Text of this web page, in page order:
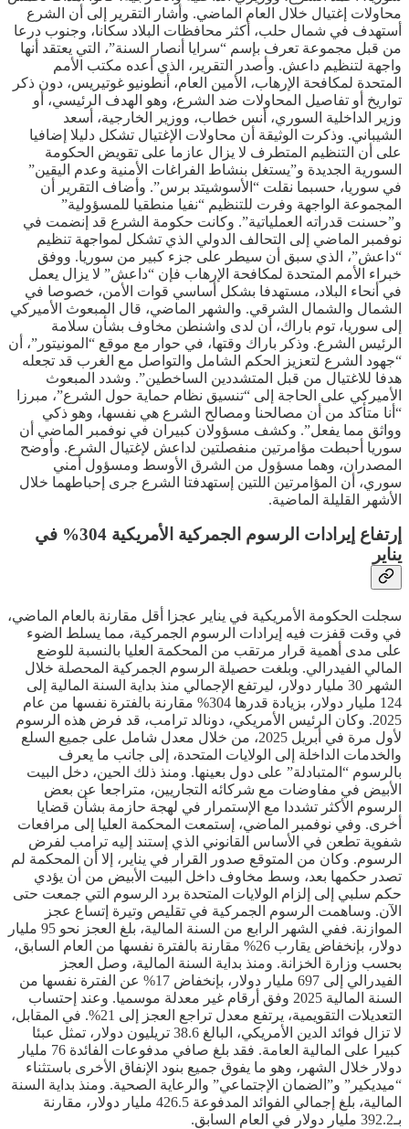
محاولات إغتيال خلال العام الماضي. وأشار التقرير إلى أن الشرع
أستهدف في شمال حلب، أكثر محافظات البلاد سكانا، وجنوب درعا
من قبل مجموعة تعرف بإسم “سرايا أنصار السنة”، التي يعتقد أنها
واجهة لتنظيم داعش. وأصدر التقرير، الذي أعده مكتب الأمم
المتحدة لمكافحة الإرهاب، الأمين العام، أنطونيو غوتيريس، دون ذكر
تواريخ أو تفاصيل المحاولات ضد الشرع، وهو الهدف الرئيسي، أو
وزير الداخلية السوري، أنس خطاب، ووزير الخارجية، أسعد
الشيباني. وذكرت الوثيقة أن محاولات الإغتيال تشكل دليلا إضافيا
على أن التنظيم المتطرف لا يزال عازما على تقويض الحكومة
السورية الجديدة و”يستغل بنشاط الفراغات الأمنية وعدم اليقين”
في سوريا، حسبما نقلت “الأسوشيتد برس”. وأضاف التقرير أن
المجموعة الواجهة وفرت للتنظيم “نفيا منطقيا للمسؤولية”
و”حسنت قدراته العملياتية”. وكانت حكومة الشرع قد إنضمت في
نوفمبر الماضي إلى التحالف الدولي الذي تشكل لمواجهة تنظيم
“داعش”، الذي سبق أن سيطر على جزء كبير من سوريا. ووفق
خبراء الأمم المتحدة لمكافحة الإرهاب فإن “داعش” لا يزال يعمل
في أنحاء البلاد، مستهدفا بشكل أساسي قوات الأمن، خصوصا في
الشمال والشمال الشرقي. والشهر الماضي، قال المبعوث الأميركي
إلى سوريا، توم باراك، أن لدى واشنطن مخاوف بشأن سلامة
الرئيس الشرع. وذكر باراك وقتها، في حوار مع موقع “المونيتور”، أن
“جهود الشرع لتعزيز الحكم الشامل والتواصل مع الغرب قد تجعله
هدفا للاغتيال من قبل المتشددين الساخطين”. وشدد المبعوث
الأميركي على الحاجة إلى “تنسيق نظام حماية حول الشرع”، مبرزا
“أنا متأكد من أن مصالحنا ومصالح الشرع هي نفسها، وهو ذكي
وواثق مما يفعل”. وكشف مسؤولان كبيران في نوفمبر الماضي أن
سوريا أحبطت مؤامرتين منفصلتين لداعش لإغتيال الشرع. وأوضح
المصدران، وهما مسؤول من الشرق الأوسط ومسؤول أمني
سوري، أن المؤامرتين اللتين إستهدفتا الشرع جرى إحباطهما خلال
الأشهر القليلة الماضية.
إرتفاع إيرادات الرسوم الجمركية الأمريكية 304% في
يناير
سجلت الحكومة الأمريكية في يناير عجزا أقل مقارنة بالعام الماضي،
في وقت قفزت فيه إيرادات الرسوم الجمركية، مما يسلط الضوء
على مدى أهمية قرار مرتقب من المحكمة العليا بالنسبة للوضع
المالي الفيدرالي. وبلغت حصيلة الرسوم الجمركية المحصلة خلال
الشهر 30 مليار دولار، ليرتفع الإجمالي منذ بداية السنة المالية إلى
124 مليار دولار، بزيادة قدرها 304% مقارنة بالفترة نفسها من عام
2025. وكان الرئيس الأمريكي، دونالد ترامب، قد فرض هذه الرسوم
لأول مرة في أبريل 2025، من خلال معدل شامل على جميع السلع
والخدمات الداخلة إلى الولايات المتحدة، إلى جانب ما يعرف
بالرسوم “المتبادلة” على دول بعينها. ومنذ ذلك الحين، دخل البيت
الأبيض في مفاوضات مع شركائه التجاريين، متراجعا عن بعض
الرسوم الأكثر تشددا مع الإستمرار في لهجة حازمة بشأن قضايا
أخرى. وفي نوفمبر الماضي، إستمعت المحكمة العليا إلى مرافعات
شفوية تطعن في الأساس القانوني الذي إستند إليه ترامب لفرض
الرسوم. وكان من المتوقع صدور القرار في يناير، إلا أن المحكمة لم
تصدر حكمها بعد، وسط مخاوف داخل البيت الأبيض من أن يؤدي
حكم سلبي إلى إلزام الولايات المتحدة برد الرسوم التي جمعت حتى
الآن. وساهمت الرسوم الجمركية في تقليص وتيرة إتساع عجز
الموازنة. ففي الشهر الرابع من السنة المالية، بلغ العجز نحو 95 مليار
دولار، بإنخفاض يقارب 26% مقارنة بالفترة نفسها من العام السابق،
بحسب وزارة الخزانة. ومنذ بداية السنة المالية، وصل العجز
الفيدرالي إلى 697 مليار دولار، بإنخفاض 17% عن الفترة نفسها من
السنة المالية 2025 وفق أرقام غير معدلة موسميا. وعند إحتساب
التعديلات التقويمية، يرتفع معدل تراجع العجز إلى 21%. في المقابل،
لا تزال فوائد الدين الأمريكي، البالغ 38.6 تريليون دولار، تمثل عبئا
كبيرا على المالية العامة. فقد بلغ صافي مدفوعات الفائدة 76 مليار
دولار خلال الشهر، وهو ما يفوق جميع بنود الإنفاق الأخرى باستثناء
“ميديكير” و”الضمان الإجتماعي” والرعاية الصحية. ومنذ بداية السنة
المالية، بلغ إجمالي الفوائد المدفوعة 426.5 مليار دولار، مقارنة
بـ392.2 مليار دولار في العام السابق.